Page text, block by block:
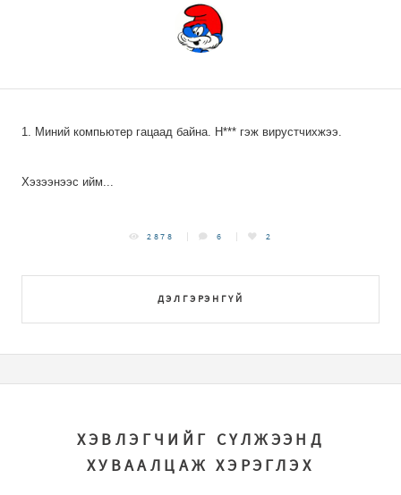
1. Миний компьютер гацаад байна. Н*** гэж вирустчихжээ.
Хэзээнээс ийм...
ДЭЛГЭРЭНГҮЙ
2878 6 2
ХЭВЛЭГЧИЙГ СҮЛЖЭЭНД
ХУВААЛЦАЖ ХЭРЭГЛЭХ